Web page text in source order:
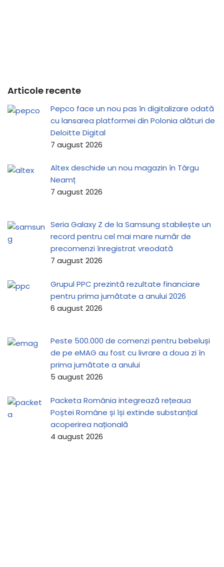
Articole recente
Pepco face un nou pas în digitalizare odată
cu lansarea platformei din Polonia alături de
Deloitte Digital
7 august 2026
Altex deschide un nou magazin în Târgu
Neamț
7 august 2026
Seria Galaxy Z de la Samsung stabilește un
record pentru cel mai mare număr de
precomenzi înregistrat vreodată
7 august 2026
Grupul PPC prezintă rezultate financiare
pentru prima jumătate a anului 2026
6 august 2026
Peste 500.000 de comenzi pentru bebeluși
de pe eMAG au fost cu livrare a doua zi în
prima jumătate a anului
5 august 2026
Packeta România integrează rețeaua
Poștei Române și își extinde substanțial
acoperirea națională
4 august 2026